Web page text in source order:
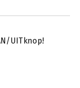
UITknop!